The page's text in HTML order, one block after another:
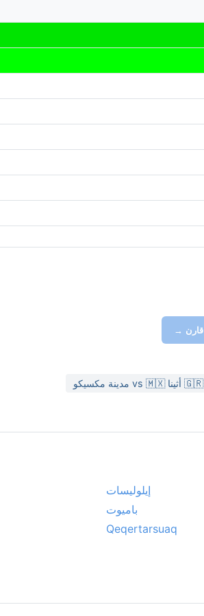
قارن →
🇬🇷 أثينا vs 🇲🇽 مدينة مكسيكو
إيلوليسات
باميوت
Qeqertarsuaq